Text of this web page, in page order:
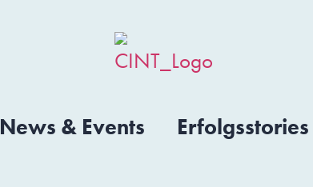
News & Events Erfolgsstories